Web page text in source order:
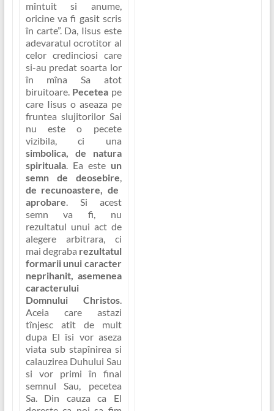
mîntuit si anume,
oricine va fi gasit scris
în carte”. Da, Iisus este
adevaratul ocrotitor al
celor credinciosi care
si-au predat soarta lor
în mîna Sa atot
biruitoare. Pecetea pe
care Iisus o aseaza pe
fruntea slujitorilor Sai
nu este o pecete
vizibila, ci una
simbolica, de natura
spirituala. Ea este un
semn de deosebire
de recunoastere, de
aprobare . Si acest
semn va fi, nu
rezultatul unui act de
alegere arbitrara, ci
mai degraba rezultatul
formarii unui caracter
neprihanit, asemenea
caracterului
Domnului Christos.
Aceia care astazi
tînjesc atît de mult
dupa El îsi vor aseza
viata sub stapînirea si
calauzirea Duhului Sau
si vor primi în final
semnul Sau, pecetea
Sa . Din cauza ca El